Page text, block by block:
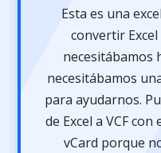
Esta es una
convertir Excel
necesitábamos
necesitábamos
para ayudarnos.
de Excel a VCF
vCard porque